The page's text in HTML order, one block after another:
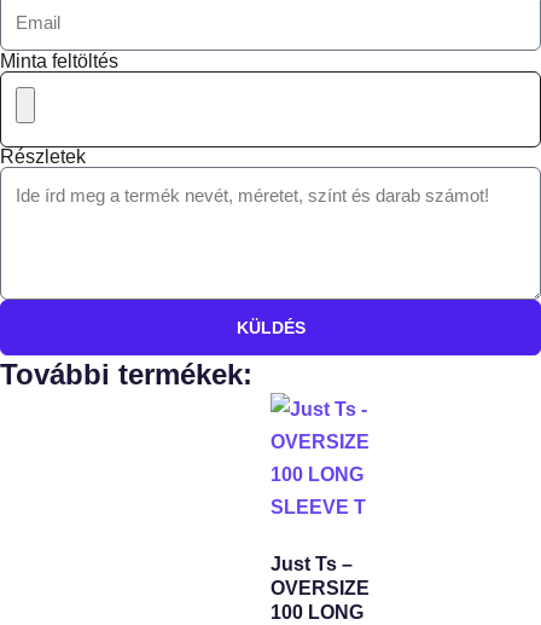
Minta feltöltés
Részletek
KÜLDÉS
További termékek:
Just Ts –
OVERSIZE
100 LONG